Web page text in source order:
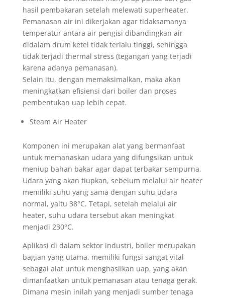
hasil pembakaran setelah melewati superheater.
Pemanasan air ini dikerjakan agar tidaksamanya
temperatur antara air pengisi dibandingkan air
didalam drum ketel tidak terlalu tinggi, sehingga
tidak terjadi thermal stress (tegangan yang terjadi
karena adanya pemanasan).
Selain itu, dengan memaksimalkan, maka akan
meningkatkan efisiensi dari boiler dan proses
pembentukan uap lebih cepat.
Steam Air Heater
Komponen ini merupakan alat yang bermanfaat
untuk memanaskan udara yang difungsikan untuk
meniup bahan bakar agar dapat terbakar sempurna.
Udara yang akan tiupkan, sebelum melalui air heater
memiliki suhu yang sama dengan suhu udara
normal, yaitu 38°C. Tetapi, setelah melalui air
heater, suhu udara tersebut akan meningkat
menjadi 230°C.
Aplikasi di dalam sektor industri, boiler merupakan
bagian yang utama, memiliki fungsi sangat vital
sebagai alat untuk menghasilkan uap, yang akan
dimanfaatkan untuk pemanasan atau tenaga gerak.
Dimana mesin inilah yang menjadi sumber tenaga